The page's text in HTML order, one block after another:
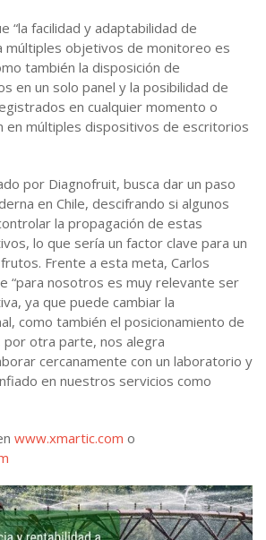
“la facilidad y adaptabilidad de
múltiples objetivos de monitoreo es
también la disposición de
en un solo panel y la posibilidad de
en cualquier momento o
en múltiples dispositivos de escritorios
por Diagnofruit, busca dar un paso
en Chile, descifrando si algunos
la propagación de estas
lo que sería un factor clave para un
Frente a esta meta, Carlos
“para nosotros es muy relevante ser
ya que puede cambiar la
como también el posicionamiento de
por otra parte, nos alegra
cercanamente con un laboratorio y
en nuestros servicios como
www.xmartic.com o